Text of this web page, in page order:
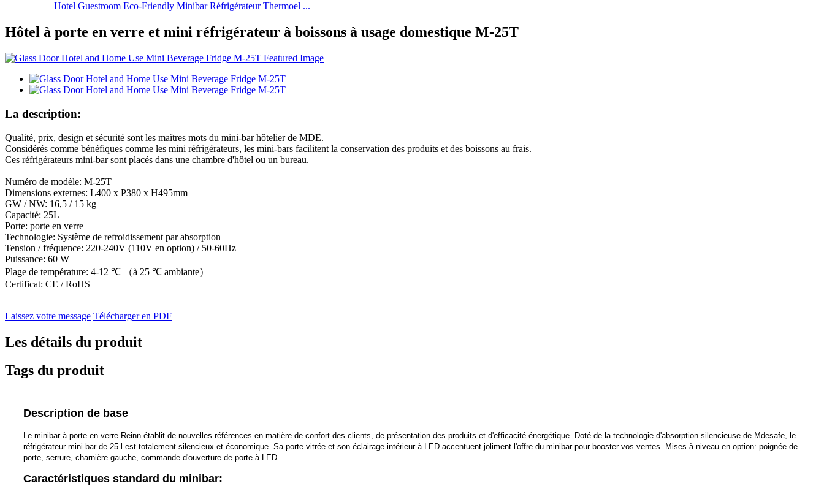
Hotel Guestroom Eco-Friendly Minibar Réfrigérateur Thermoel ...
Hôtel à porte en verre et mini réfrigérateur à boissons à usage domestique M-25T
La description:
Qualité, prix, design et sécurité sont les maîtres mots du mini-bar hôtelier de MDE.
Considérés comme bénéfiques comme les mini réfrigérateurs, les mini-bars facilitent la conservation des produits et des boissons au frais.
Ces réfrigérateurs mini-bar sont placés dans une chambre d'hôtel ou un bureau.
Numéro de modèle: M-25T
Dimensions externes: L400 x P380 x H495mm
GW / NW: 16,5 / 15 kg
Capacité: 25L
Porte: porte en verre
Technologie: Système de refroidissement par absorption
Tension / fréquence: 220-240V (110V en option) / 50-60Hz
Puissance: 60 W
Plage de température: 4-12 ℃ （à 25 ℃ ambiante）
Certificat: CE / RoHS
Laissez votre message Télécharger en PDF
Les détails du produit
Tags du produit
Description de base
Le minibar à porte en verre Reinn établit de nouvelles références en matière de confort des clients, de présentation des produits et d'efficacité énergétique. Doté de la technologie d'absorption silencieuse de Mdesafe, le
réfrigérateur mini-bar de 25 l est totalement silencieux et économique. Sa porte vitrée et son éclairage intérieur à LED accentuent joliment l'offre du minibar pour booster vos ventes. Mises à niveau en option: poignée de
porte, serrure, charnière gauche, commande d'ouverture de porte à LED.
Caractéristiques standard du minibar: